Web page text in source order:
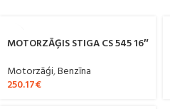
MOTORZĀĢIS STIGA CS 545 16″
Motorzāģi,Benzīna
250.17€